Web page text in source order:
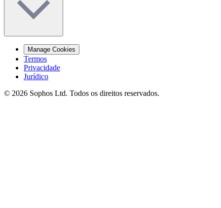
Manage Cookies
Termos
Privacidade
Jurídico
© 2026 Sophos Ltd. Todos os direitos reservados.